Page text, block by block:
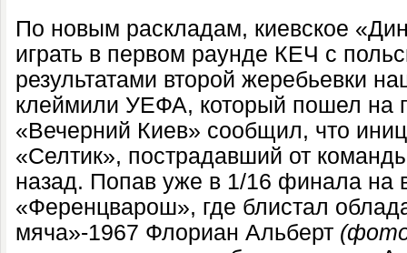
По новым раскладам, киевское
играть в первом раунде КЕЧ с
результатами второй жеребьевки
клеймили УЕФА, который пошел на
«Вечерний Киев» сообщил, что
«Селтик», пострадавший от
назад. Попав уже в 1/16 финала на
«Ференцварош», где блистал
мяча»-1967 Флориан Альберт